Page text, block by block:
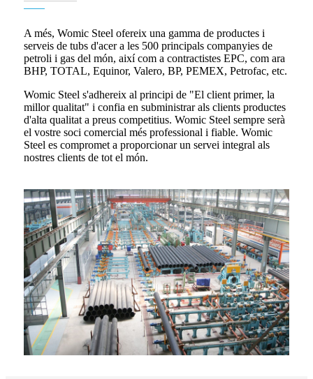
A més, Womic Steel ofereix una gamma de productes i
serveis de tubs d'acer a les 500 principals companyies de
petroli i gas del món, així com a contractistes EPC, com ara
BHP, TOTAL, Equinor, Valero, BP, PEMEX, Petrofac, etc.
Womic Steel s'adhereix al principi de "El client primer, la
millor qualitat" i confia en subministrar als clients productes
d'alta qualitat a preus competitius. Womic Steel sempre serà
el vostre soci comercial més professional i fiable. Womic
Steel es compromet a proporcionar un servei integral als
nostres clients de tot el món.